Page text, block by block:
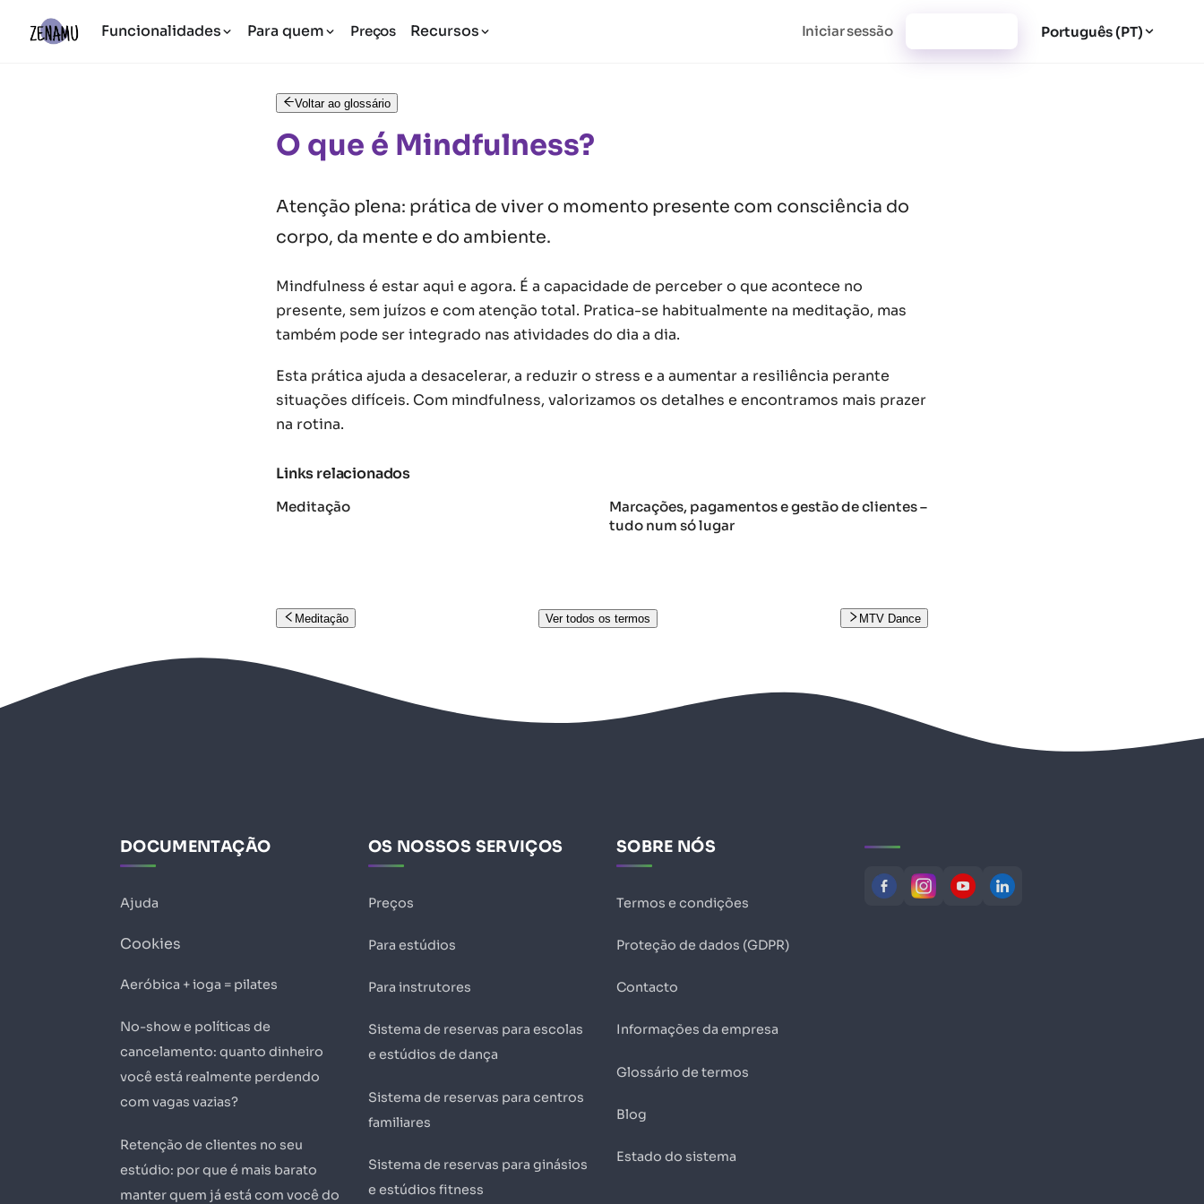
Funcionalidades Para quem Preços Recursos Iniciar sessão Português (PT)
Voltar ao glossário
O que é Mindfulness?
Atenção plena: prática de viver o momento presente com consciência do
corpo, da mente e do ambiente.
Mindfulness é estar aqui e agora. É a capacidade de perceber o que acontece no
presente, sem juízos e com atenção total. Pratica-se habitualmente na meditação, mas
também pode ser integrado nas atividades do dia a dia.
Esta prática ajuda a desacelerar, a reduzir o stress e a aumentar a resiliência perante
situações difíceis. Com mindfulness, valorizamos os detalhes e encontramos mais prazer
na rotina.
Links relacionados
Meditação
Marcações, pagamentos e gestão de clientes –
tudo num só lugar
Meditação Ver todos os termos MTV Dance
DOCUMENTAÇÃO
Ajuda
Cookies
Aeróbica + ioga = pilates
No-show e políticas de
cancelamento: quanto dinheiro
você está realmente perdendo
com vagas vazias?
Retenção de clientes no seu
estúdio: por que é mais barato
manter quem já está com você do
OS NOSSOS SERVIÇOS
Preços
Para estúdios
Para instrutores
Sistema de reservas para escolas
e estúdios de dança
Sistema de reservas para centros
familiares
Sistema de reservas para ginásios
e estúdios fitness
SOBRE NÓS
Termos e condições
Proteção de dados (GDPR)
Contacto
Informações da empresa
Glossário de termos
Blog
Estado do sistema